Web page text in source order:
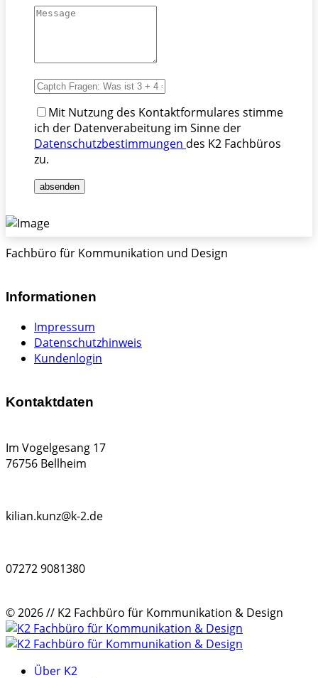
Mit Nutzung des Kontaktformulares stimme
ich der Datenverabeitung im Sinne der
Datenschutzbestimmungen des K2 Fachbüros
zu.
absenden
Fachbüro für Kommunikation und Design
Informationen
Impressum
Datenschutzhinweis
Kundenlogin
Kontaktdaten
Im Vogelgesang 17
76756 Bellheim
kilian.kunz@k-2.de
07272 9081380
© 2026 // K2 Fachbüro für Kommunikation & Design
Über K2